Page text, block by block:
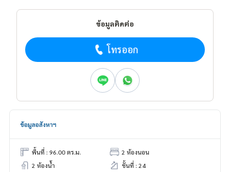
ข้อมูลติดต่อ
โทรออก
ข้อมูลอสังหาฯ
พื้นที่ : 96.00 ตร.ม.
2 ห้องนอน
2 ห้องน้ำ
ชั้นที่ : 24